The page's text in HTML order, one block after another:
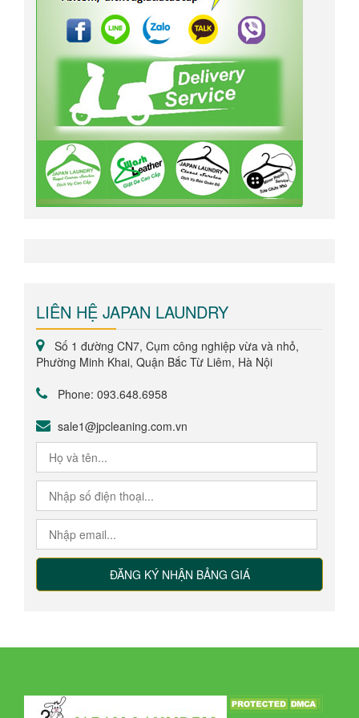
LIÊN HỆ JAPAN LAUNDRY
Số 1 đường CN7, Cụm công nghiệp vừa và nhỏ,
Phường Minh Khai, Quận Bắc Từ Liêm, Hà Nội
Phone: 093.648.6958
sale1@jpcleaning.com.vn